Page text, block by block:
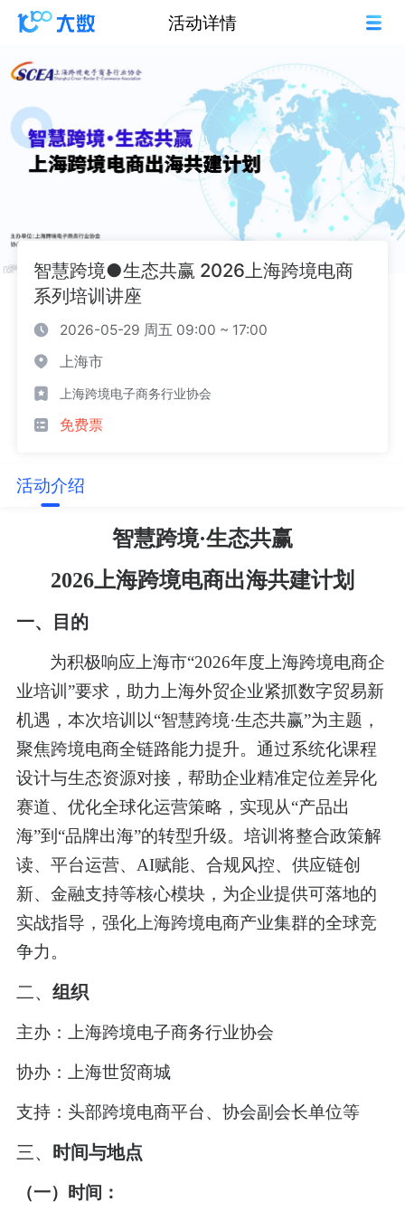
活动详情
智慧跨境●生态共赢 2026上海跨境电商
系列培训讲座
2026-05-29 周五 09:00 ~ 17:00
上海市
上海跨境电子商务行业协会
免费票
活动介绍
智慧跨境·生态共赢
2026上海跨境电商出海共建计划
一、目的
为积极响应上海市“2026年度 上海跨境电商企
业培训 ”要求，助力上海外贸企业紧抓数字贸易新
机遇，本次培训以“智慧跨境·生态共赢”为主题，
聚焦跨境电商全链路能力提升。通过系统化课程
设计与生态资源对接，帮助企业精准定位差异化
赛道、优化全球化运营策略，实现从“产品出
海”到“品牌出海”的转型升级。培训将整合政策解
读、平台运营、AI赋能、合规风控、供应链创
新、 金融支持等核心模块，为企业提供可落地的
实战指导，强化上海跨境电商产业集群的全球竞
争力 。
二、 组织
主办：上海跨境电子商务行业协会
协办：上海世贸商城
支持：头部跨境电商平台、协会副会长单位等
三、 时间与地点
（一）时间：